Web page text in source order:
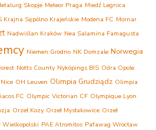
Skopje Meteor Praga Miedź Legnica
Krajna Sępólno Krajeńskie Modena FC Mornar
Nadwiślan Kraków Nea Salamina Famagusta
Niemen Grodno NK Domzale Norwegia
Notts County Nyköpings BIS Odra Opole
OH Leuven Olimpia Grudziądz Olimpia
FC Olympic Victorian CF Olympique Lyon
Orzeł Kozy Orzeł Mysłakowice Orzeł
Wielkopolski PAE Atromitos Pafawag Wrocław